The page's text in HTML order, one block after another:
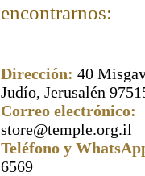
encontrarnos:
Dirección: 40
Judío, Jerusalén
Correo electrónico:
store@temple.org.il
Teléfono y
6569